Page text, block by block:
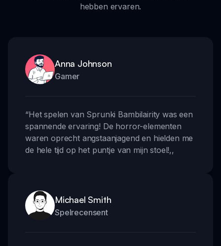
hebben ervaren.
Anna Johnson
Gamer
“Het spelen van Sprunki Bambilairity was een
spannende ervaring! De horror-elementen
waren oprecht angstaanjagend en hielden me
de hele tijd op het puntje van mijn stoel!,,
Michael Smith
Spelrecensent